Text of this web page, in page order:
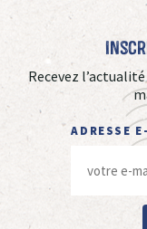
Recevez
ADRESSE